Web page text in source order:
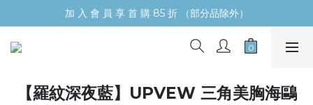
加 入 會 員 享 首 購 85 折 （部分品除外）
【羅紋深夜藍】UPVEW 三角美胸海鷗